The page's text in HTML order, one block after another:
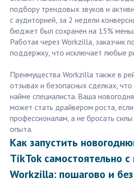
подбору трендовых звуков и
с аудиторией, за 2 недели
бюджет был сохранен на 15%
Работая через Workzilla, заказчик
поддержку, что исключает любые
Преимущества Workzilla также в
отзывах и безопасных сделках,
найме специалиста. Ваша
может стать драйвером роста,
профессионалам, а не бросать
опыта.
Как запустить
TikTok самостоятельно
Workzilla: пошагово и